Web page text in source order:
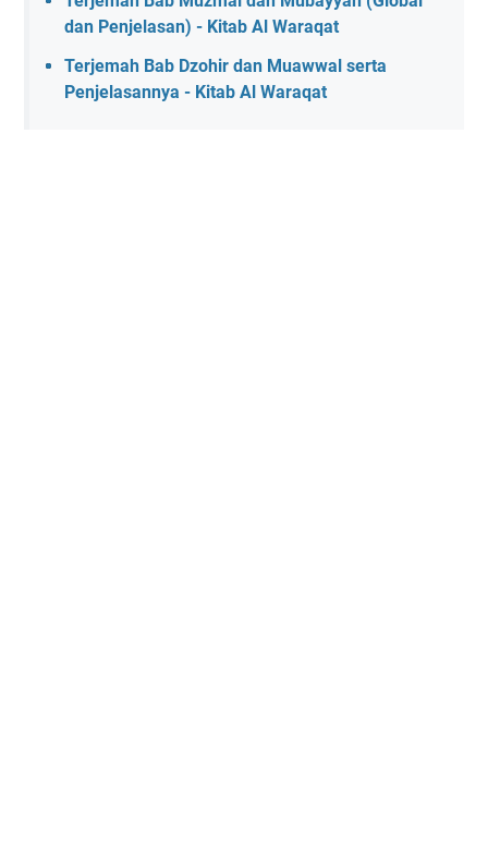
dan Penjelasan) - Kitab Al Waraqat
Terjemah Bab Dzohir dan Muawwal serta
Penjelasannya - Kitab Al Waraqat